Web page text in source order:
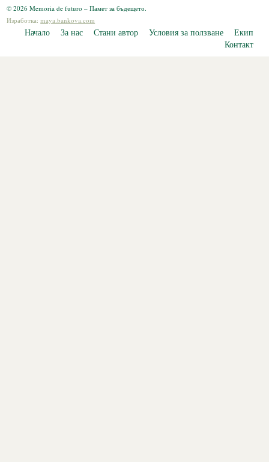
© 2026 Memoria de futuro – Памет за бъдещето.
Изработка:maya.bankova.com
Начало За нас Стани автор Условия за ползване
Екип
Контакт